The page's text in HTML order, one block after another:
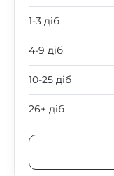
1-3 діб
4-9 діб
10-25 діб
26+ діб